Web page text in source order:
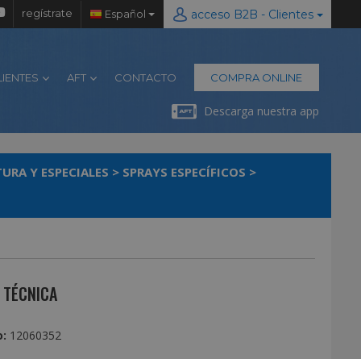
regístrate Español acceso B2B - Clientes
AFT CONTACTO COMPRA ONLINE
Descarga nuestra app
Y ESPECIALES > SPRAYS ESPECÍFICOS >
12060352